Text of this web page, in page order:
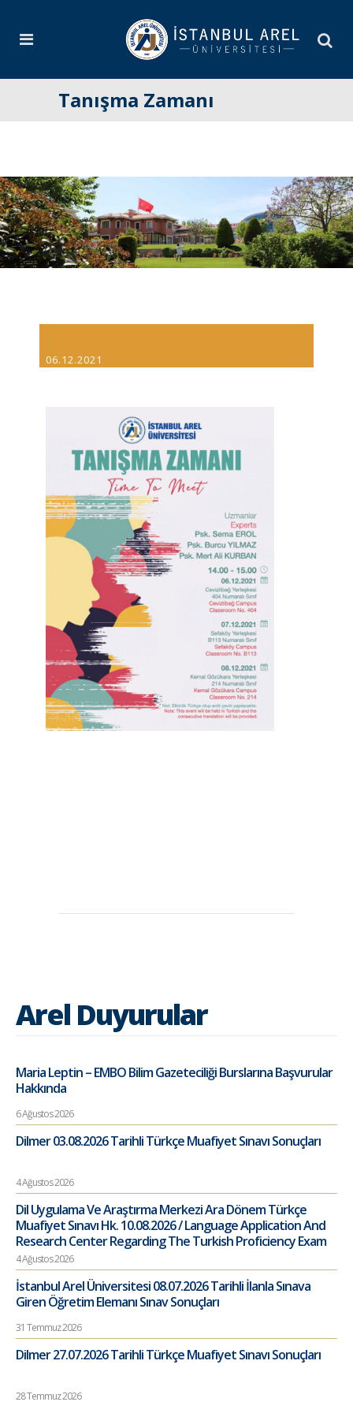
Tanışma Zamanı
06.12.2021
Arel Duyurular
Maria Leptin – EMBO Bilim Gazeteciliği Burslarına Başvurular
Hakkında
6 Ağustos 2026
Dilmer 03.08.2026 Tarihli Türkçe Muafiyet Sınavı Sonuçları
4 Ağustos 2026
Dil Uygulama Ve Araştırma Merkezi Ara Dönem Türkçe
Muafiyet Sınavı Hk. 10.08.2026 / Language Application And
Research Center Regarding The Turkish Proficiency Exam
4 Ağustos 2026
İstanbul Arel Üniversitesi 08.07.2026 Tarihli İlanla Sınava
Giren Öğretim Elemanı Sınav Sonuçları
31 Temmuz 2026
Dilmer 27.07.2026 Tarihli Türkçe Muafiyet Sınavı Sonuçları
28 Temmuz 2026